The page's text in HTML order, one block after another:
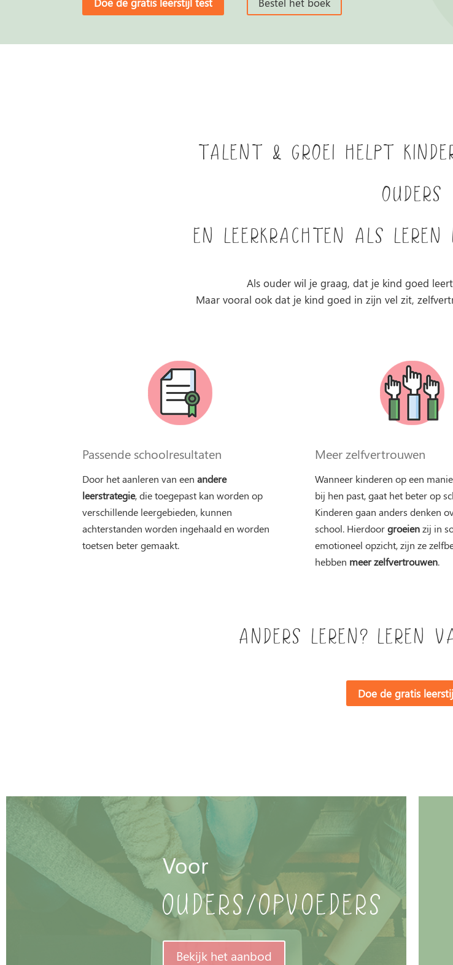
Talent & Groei helpt
ouders
en leerkrachten als leren
Als ouder wil je graag, dat je kind goed
Maar vooral ook dat je kind goed in zijn vel zit,
Passende schoolresultaten
Door het aanleren van eenandere
leerstrategie, die toegepast kan worden op
verschillende leergebieden, kunnen
achterstanden worden ingehaald en worden
toetsen beter gemaakt.
Meer zelfvertrouwen
Wanneer kinderen op een
bij hen past, gaat het beter op
Kinderen gaan anders denken
school. Hierdoorgroeienzij in
emotioneel opzicht, zijn ze
hebben meer zelfvertrouwen.
Anders leren? Leren
Doe de gratis
Voor
Ouders/opvoeders
Bekijk het aanbod